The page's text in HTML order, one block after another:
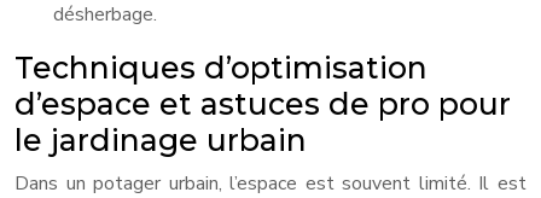
désherbage.
Techniques d’optimisation
d’espace et astuces de pro pour
le jardinage urbain
Dans un potager urbain, l’espace est souvent limité. Il est